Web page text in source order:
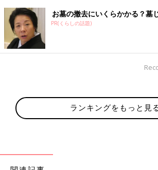
と周囲の評価が変わってしまう･･･｡
私は『半径10メートルの社会適応』という考
をします。
人が生きていくために必要なコミュニティー
く、半径10メートル程度のコミュニティー
教育現場に“アコモデーション”の概
特別な支援の枠組みに入る子どもは
お墓の撤去にいくらかかる？墓
PR(くらしの話題)
ランキングをもっと見